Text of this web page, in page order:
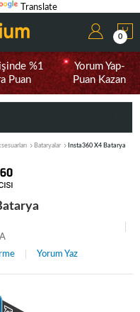
Translate
0
%1
Puan
Yorum Yap-
Puan Kazan
Bataryalar Insta360 X4 Batarya
Yorum Yaz